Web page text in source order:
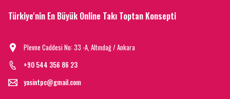
Türkiye'nin En Büyük Online Takı Toptan Konsepti
Plevne Caddesi No: 33 -A, Altındağ / Ankara
+90 544 356 86 23
yasintpc@gmail.com